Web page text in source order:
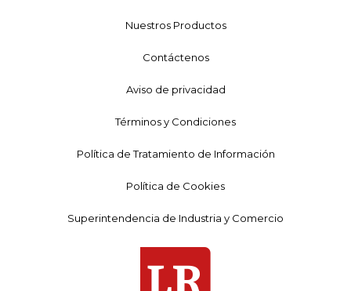
Nuestros Productos
Contáctenos
Aviso de privacidad
Términos y Condiciones
Política de Tratamiento de Información
Política de Cookies
Superintendencia de Industria y Comercio